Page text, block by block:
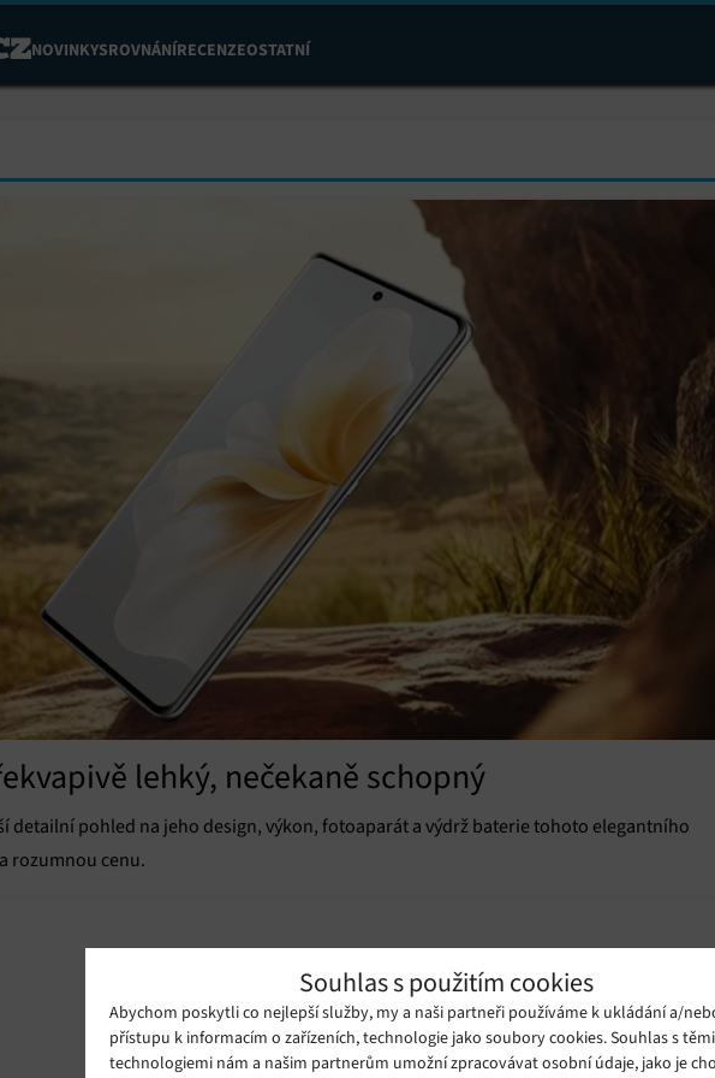
Souhlas s použitím cookies
Abychom poskytli co nejlepší služby, my a naši partneři používáme k ukládání a/
přístupu k informacím o zařízeních, technologie jako soubory cookies. Souhlas s
technologiemi nám a našim partnerům umožní zpracovávat osobní údaje, jako je
NOVINKYSROVNÁNÍRECENZEOSTATNÍ
lehký, nečekaně schopný
detailní pohled na jeho design, výkon, fotoaparát a výdrž baterie tohoto elegantního
rozumnou cenu.